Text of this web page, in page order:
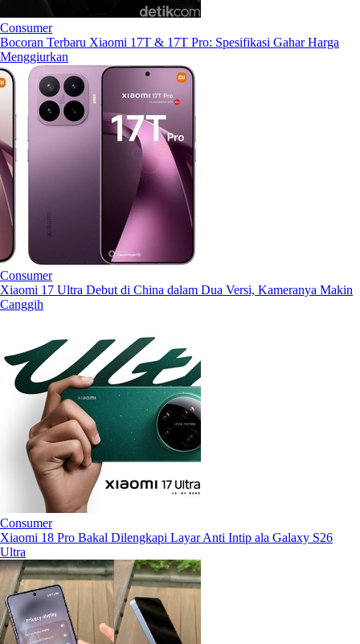
Consumer
Bocoran Terbaru Xiaomi 17T & 17T Pro: Spesifikasi Gahar Harga
Menggiurkan
Consumer
Xiaomi 17 Ultra Debut di China dalam Dua Versi, Kameranya Makin
Canggih
Consumer
Xiaomi 18 Pro Bakal Dilengkapi Layar Anti Intip ala Galaxy S26
Ultra